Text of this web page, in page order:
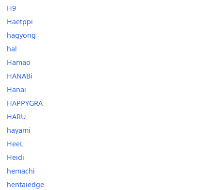
H9
Haetppi
hagyong
hal
Hamao
HANABi
Hanai
HAPPYGRA
HARU
hayami
HeeL
Heidi
hemachi
hentaiedge